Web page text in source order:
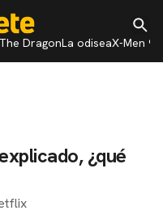
DragonLa odiseaX-Men 97
¿qué